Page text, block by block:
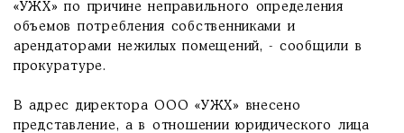
«УЖХ» по причине неправильного определения
объемов потребления собственниками и
арендаторами нежилых помещений, - сообщили в
прокуратуре.
В адрес директора ООО «УЖХ» внесено
представление, а в отношении юридического лица